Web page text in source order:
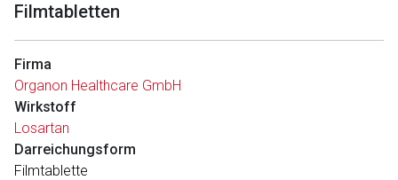
Filmtabletten
Firma
Organon Healthcare GmbH
Wirkstoff
Losartan
Darreichungsform
Film­ta­blet­te